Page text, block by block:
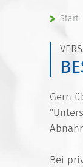
Start
Gern
Bei